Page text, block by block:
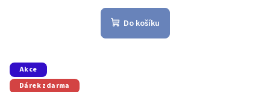
hodnocení
produktu
Do košíku
Akce
Dárek zdarma